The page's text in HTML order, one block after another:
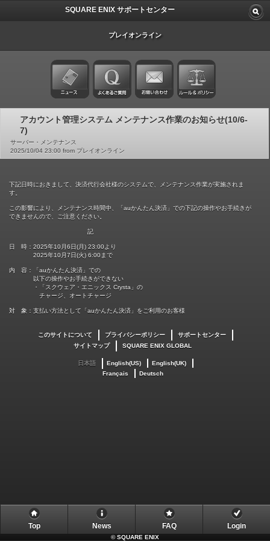
SQUARE ENIX サポートセンター
プレイオンライン
アカウント管理システム メンテナンス作業のお知らせ(10/6-
7)
サーバー・メンテナンス
2025/10/04 23:00 from プレイオンライン
下記日時におきまして、決済代行会社様のシステムで、メンテナンス作業が実施されま
す。
この影響により、メンテナンス時間中、「auかんたん決済」での下記の操作やお手続きが
できませんので、ご注意ください。
記
日 時：2025年10月6日(月) 23:00より
2025年10月7日(火) 6:00まで
内 容：「auかんたん決済」での
以下の操作やお手続きができない
・「スクウェア・エニックス Crysta」の
チャージ、オートチャージ
対 象：支払い方法として「auかんたん決済」をご利用のお客様
このサイトについて プライバシーポリシー
サポートセンター
サイトマップ
SQUARE ENIX GLOBAL
日本語 English(US)
English(UK)
Français
Deutsch
Top News FAQ Login
©SQUARE ENIX